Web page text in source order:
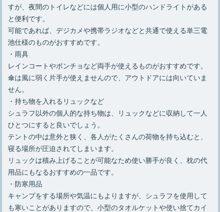
すが、夜間のトイレなどには個人用に小型のハンドライトがある
と便利です。
可能であれば、デジカメや携帯ラジオなどと共通で使える単三電
池仕様のものがおすすめです。
・雨具
レインコートやポンチョなど両手が使えるものがおすすめです。
傘は風に弱く片手が使えませんので、アウトドアには向いていま
せん。
・持ち物を入れるリュックなど
シュラフ以外の個人的な持ち物は、リュックなどに収納して一人
ひとつにすると良いでしょう。
テントの中は意外と狭く、各人がたくさんの荷物を持ち込むと、
寝る場所が圧迫されてしまいます。
リュックは積み上げることが可能なため使い勝手が良く、枕の代
用品にもなるおすすめの一品です。
・防寒用品
キャンプをする場所や気温にもよりますが、シュラフを使用して
も寒いことがありますので、小型のタオルケットや使い捨てカイ